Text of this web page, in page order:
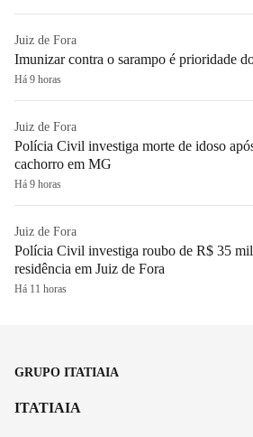
Juiz de Fora
Imunizar contra o sarampo é prioridade
Há 9 horas
Juiz de Fora
Polícia Civil investiga morte de idoso
cachorro em MG
Há 9 horas
Juiz de Fora
Polícia Civil investiga roubo de R$ 35
residência em Juiz de Fora
Há 11 horas
GRUPO ITATIAIA
ITATIAIA